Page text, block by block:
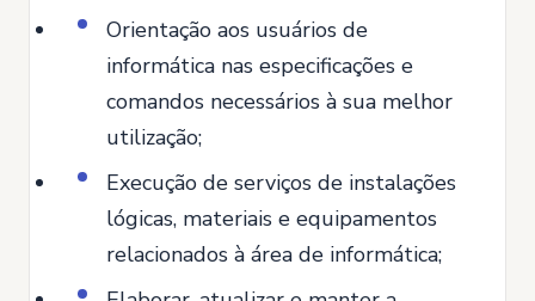
Orientação aos usuários de
informática nas especificações e
comandos necessários à sua melhor
utilização;
Execução de serviços de instalações
lógicas, materiais e equipamentos
relacionados à área de informática;